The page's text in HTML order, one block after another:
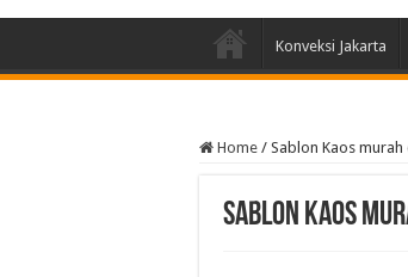
Konveksi Jakarta
Home / Sablon Kaos
Sablon Kaos